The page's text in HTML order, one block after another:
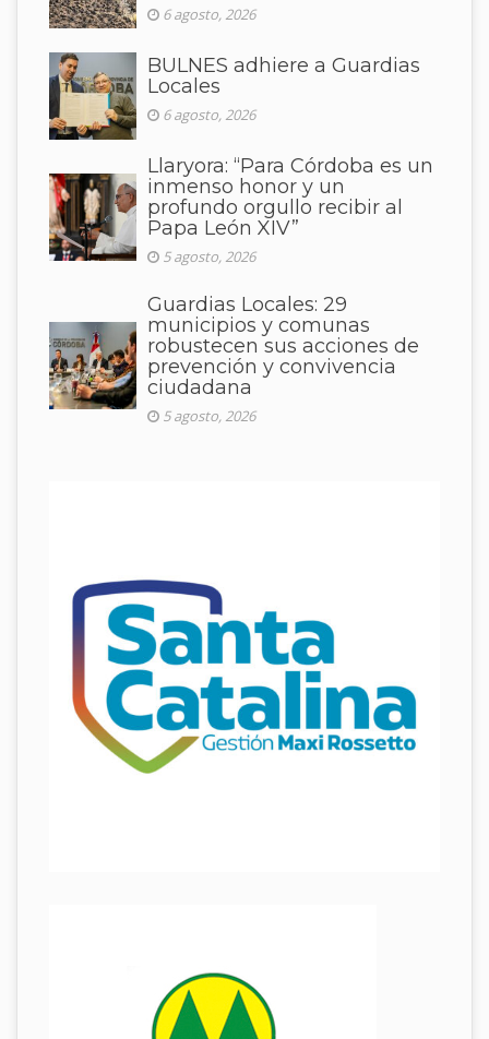
6 agosto, 2026
BULNES adhiere a Guardias
Locales
6 agosto, 2026
Llaryora: “Para Córdoba es un
inmenso honor y un
profundo orgullo recibir al
Papa León XIV”
5 agosto, 2026
Guardias Locales: 29
municipios y comunas
robustecen sus acciones de
prevención y convivencia
ciudadana
5 agosto, 2026